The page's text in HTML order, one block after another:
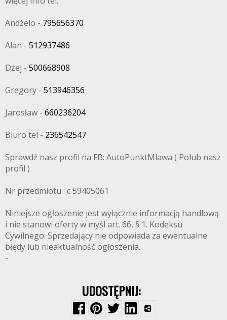
Andżelo - 795656370
Alan - 512937486
Dżej - 500668908
Gregory - 513946356
Jarosław - 660236204
Biuro tel - 236542547
Sprawdź nasz profil na FB: AutoPunktMlawa ( Polub nasz
profil )
Nr przedmiotu : c 59405061
Niniejsze ogłoszenie jest wyłącznie informacją handlową
i nie stanowi oferty w myśl art. 66, § 1. Kodeksu
Cywilnego. Sprzedający nie odpowiada za ewentualne
błędy lub nieaktualność ogłoszenia.
-
UDOSTĘPNIJ: